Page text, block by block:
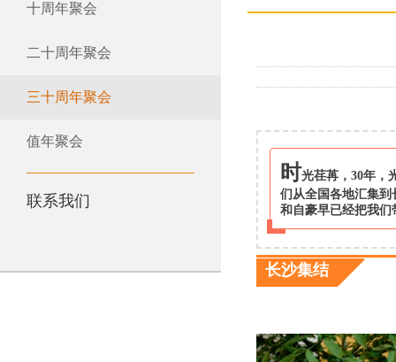
十周年聚会
二十周年聚会
三十周年聚会
值年聚会
联系我们
时光荏苒，30年，
们从全国各地汇集
和自豪早已经把我
长沙集结